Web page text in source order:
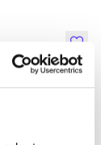
like